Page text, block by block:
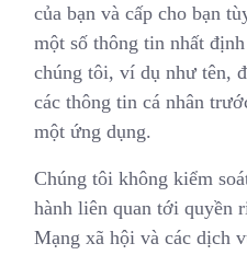
của bạn và cấp cho bạn
một số thông tin nhất
chúng tôi, ví dụ như tên,
các thông tin cá nhân
một ứng dụng.
Chúng tôi không kiểm
hành liên quan tới quyền
Mạng xã hội và các dịch